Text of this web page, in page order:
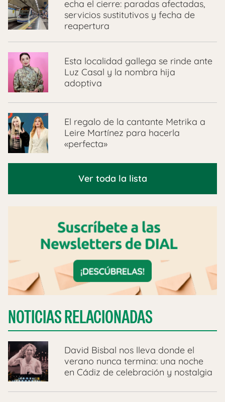
echa el cierre: paradas afectadas,
servicios sustitutivos y fecha de
reapertura
Esta localidad gallega se rinde ante
Luz Casal y la nombra hija
adoptiva
El regalo de la cantante Metrika a
Leire Martínez para hacerla
«perfecta»
Ver toda la lista
NOTICIAS RELACIONADAS
David Bisbal nos lleva donde el
verano nunca termina: una noche
en Cádiz de celebración y nostalgia